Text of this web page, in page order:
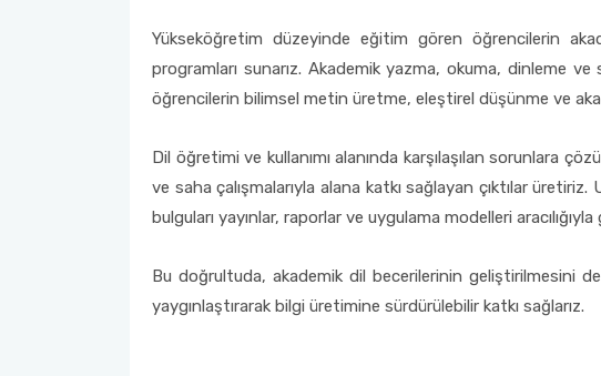
Yükseköğretim düzeyinde eğitim gören öğrencilerin
programları sunarız. Akademik yazma, okuma, dinleme
öğrencilerin bilimsel metin üretme, eleştirel düşünme ve
Dil öğretimi ve kullanımı alanında karşılaşılan sorunlara
ve saha çalışmalarıyla alana katkı sağlayan çıktılar
bulguları yayınlar, raporlar ve uygulama modelleri
Bu doğrultuda, akademik dil becerilerinin geliştirilmesini
yaygınlaştırarak bilgi üretimine sürdürülebilir katkı sağlarız.